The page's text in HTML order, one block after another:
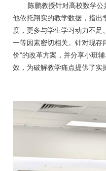
陈鹏教授针对高校数学公
他依托翔实的教学数据，指出
度，更多与学生学习动力不
一等因素密切相关。针对现存
价”的改革方案，并分享小班
效，为破解教学痛点提供了实